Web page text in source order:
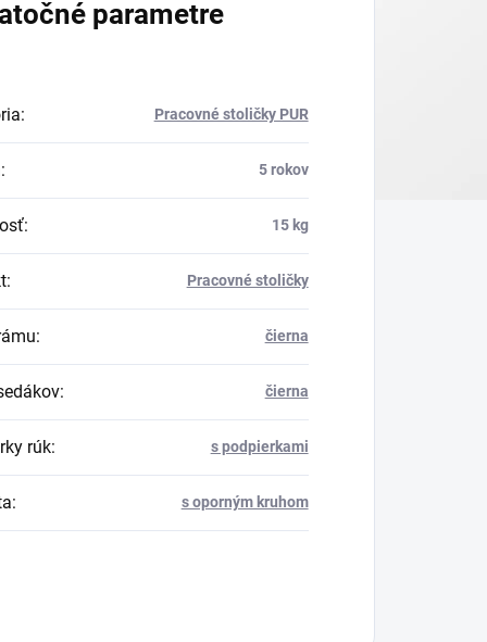
parametre
: Pracovné stoličky PUR
: 5 rokov
: 15 kg
: Pracovné stoličky
: čierna
: čierna
rúk: s podpierkami
: s oporným kruhom